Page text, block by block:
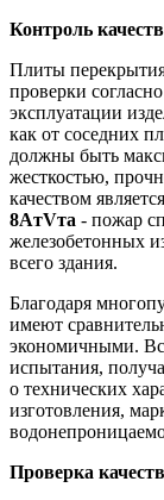
Контроль
Плиты
проверки
эксплуатации
как от соседних
должны быть
жесткостью,
качеством
8AтVта - пожар
железобетонных
всего здания.
Благодаря
имеют
экономичными.
испытания,
о технических
изготовления,
Проверка